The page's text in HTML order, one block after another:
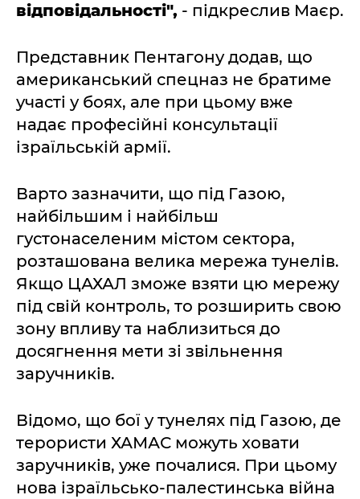
відповідальності", - підкреслив Маєр.
Представник Пентагону додав, що
американський спецназ не братиме
участі у боях, але при цьому вже
надає професійні консультації
ізраїльській армії.
Варто зазначити, що під Газою,
найбільшим і найбільш
густонаселеним містом сектора,
розташована велика мережа тунелів.
Якщо ЦАХАЛ зможе взяти цю мережу
під свій контроль, то розширить свою
зону впливу та наблизиться до
досягнення мети зі звільнення
заручників.
Відомо, що бої у тунелях під Газою, де
терористи ХАМАС можуть ховати
заручників, уже почалися. При цьому
нова ізраїльсько-палестинська війна